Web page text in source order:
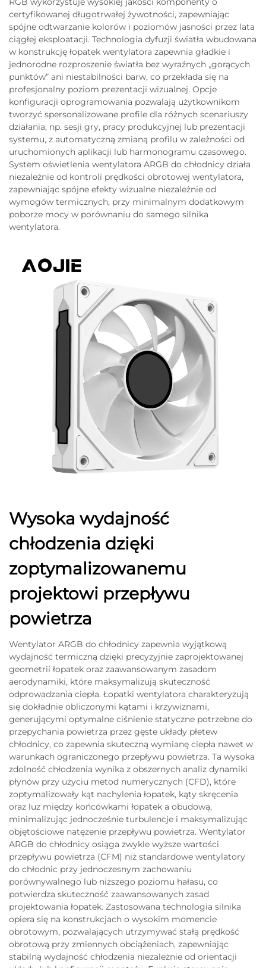
certyfikowanej długotrwałej żywotności, zapewniając
spójne odtwarzanie kolorów i poziomów jasności przez lata
ciągłej eksploatacji. Technologia dyfuzji światła wbudowana
w konstrukcję łopatek wentylatora zapewnia gładkie i
jednorodne rozproszenie światła bez wyraźnych „gorących
punktów” ani niestabilności barw, co przekłada się na
profesjonalny poziom prezentacji wizualnej. Opcje
konfiguracji oprogramowania pozwalają użytkownikom
tworzyć spersonalizowane profile dla różnych scenariuszy
działania, np. sesji gry, pracy produkcyjnej lub prezentacji
systemu, z automatyczną zmianą profilu w zależności od
uruchomionych aplikacji lub harmonogramu czasowego.
System oświetlenia wentylatora ARGB do chłodnicy działa
niezależnie od kontroli prędkości obrotowej wentylatora,
zapewniając spójne efekty wizualne niezależnie od
wymogów termicznych, przy minimalnym dodatkowym
poborze mocy w porównaniu do samego silnika
wentylatora.
Wysoka wydajność
chłodzenia dzięki
zoptymalizowanemu
projektowi przepływu
powietrza
Wentylator ARGB do chłodnicy zapewnia wyjątkową
wydajność termiczną dzięki precyzyjnie zaprojektowanej
geometrii łopatek oraz zaawansowanym zasadom
aerodynamiki, które maksymalizują skuteczność
odprowadzania ciepła. Łopatki wentylatora charakteryzują
się dokładnie obliczonymi kątami i krzywiznami,
generującymi optymalne ciśnienie statyczne potrzebne do
przepychania powietrza przez gęste układy płetew
chłodnicy, co zapewnia skuteczną wymianę ciepła nawet w
warunkach ograniczonego przepływu powietrza. Ta wysoka
zdolność chłodzenia wynika z obszernych analiz dynamiki
płynów przy użyciu metod numerycznych (CFD), które
zoptymalizowały kąt nachylenia łopatek, kąty skręcenia
oraz luz między końcówkami łopatek a obudową,
minimalizując jednocześnie turbulencje i maksymalizując
objętościowe natężenie przepływu powietrza. Wentylator
ARGB do chłodnicy osiąga zwykle wyższe wartości
przepływu powietrza (CFM) niż standardowe wentylatory
do chłodnic przy jednoczesnym zachowaniu
porównywalnego lub niższego poziomu hałasu, co
potwierdza skuteczność zaawansowanych zasad
projektowania łopatek. Zastosowana technologia silnika
opiera się na konstrukcjach o wysokim momencie
obrotowym, pozwalających utrzymywać stałą prędkość
obrotową przy zmiennych obciążeniach, zapewniając
stabilną wydajność chłodzenia niezależnie od orientacji